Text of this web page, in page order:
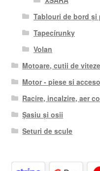
Tablouri de bord și
Tapecírunky
Volan
Motoare, cutii de viteze
Motor - piese si
Racire, incalzire, aer
Șasiu și osii
Seturi de scule